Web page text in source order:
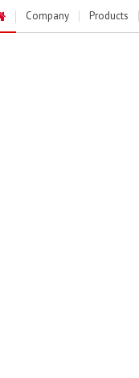
Company Products